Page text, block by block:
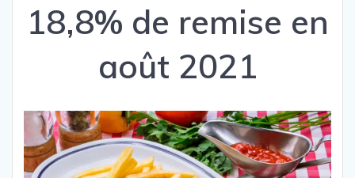
18,8% de remise en
août 2021